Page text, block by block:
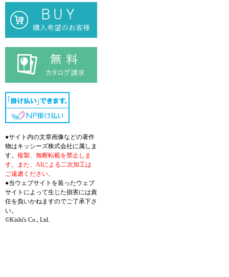
●サイト内の文章画像などの著作
物はキッシーズ株式会社に属しま
す。 複製、無断転載を禁止しま
す。また、AIによる二次加工は
ご遠慮ください。
●当ウェブサイトを装ったウェブ
サイトによって生じた損害には責
任を負いかねますのでご了承下さ
い。
©Kishi's Co., Ltd.